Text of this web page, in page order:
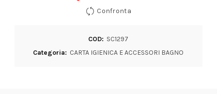
Confronta
COD: SC1297
Categoria: CARTA IGIENICA E ACCESSORI BAGNO